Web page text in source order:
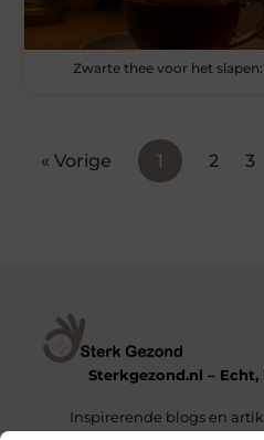
Zwarte thee voor het
« Vorige 1 2 3
Sterkgezond.nl –
Inspirerende blogs en